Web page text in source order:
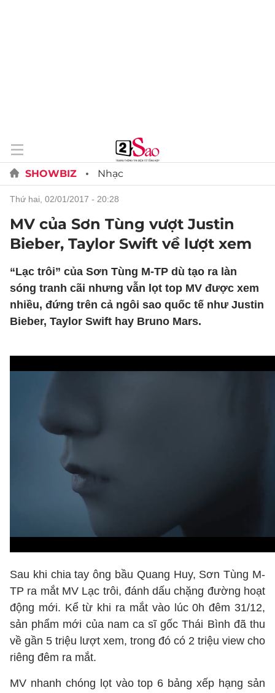
SHOWBIZ Nhạc
thứ hai, 02/01/2017 - 20:28
MV của Sơn Tùng vượt Justin
Bieber, Taylor Swift về lượt xem
“Lạc trôi” của Sơn Tùng M-TP dù tạo ra làn
sóng tranh cãi nhưng vẫn lọt top MV được xem
nhiều, đứng trên cả ngôi sao quốc tế như Justin
Bieber, Taylor Swift hay Bruno Mars.
Sau khi chia tay ông bầu Quang Huy, Sơn Tùng M-
TP ra mắt MV Lạc trôi, đánh dấu chặng đường hoạt
động mới. Kể từ khi ra mắt vào lúc 0h đêm 31/12,
sản phẩm mới của nam ca sĩ gốc Thái Bình đã thu
về gần 5 triệu lượt xem, trong đó có 2 triệu view cho
riêng đêm ra mắt.
MV nhanh chóng lọt vào top 6 bảng xếp hạng sản